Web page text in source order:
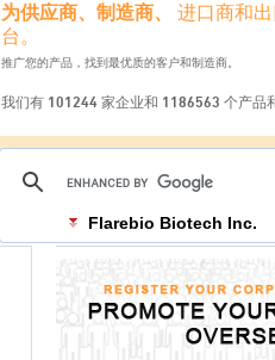
为供应商、制造商、
进口商和
台。
推广您的产品，找到最优质的客户和制造商。
我们有 101244 家企业和 1186563 个产品
Flarebio Biotech Inc.